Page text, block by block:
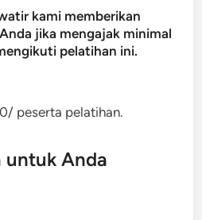
kami memberikan
jika mengajak minimal
pelatihan ini.
peserta pelatihan.
untuk Anda